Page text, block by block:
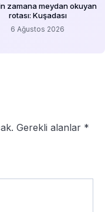
zamana meydan okuyan
rotası: Kuşadası
6 Ağustos 2026
Gerekli alanlar *